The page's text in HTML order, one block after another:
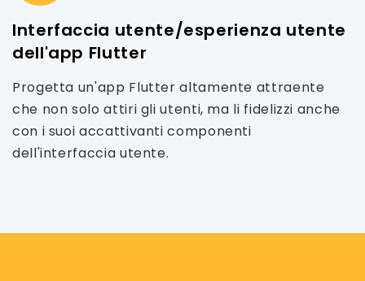
Interfaccia utente/esperienza utente
dell'app Flutter
Progetta un'app Flutter altamente attraente
che non solo attiri gli utenti, ma li fidelizzi anche
con i suoi accattivanti componenti
dell'interfaccia utente.